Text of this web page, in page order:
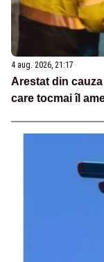
4 aug. 2026, 21:17
Arestat din
care tocmai îl